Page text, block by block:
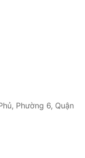
Phường 6, Quận